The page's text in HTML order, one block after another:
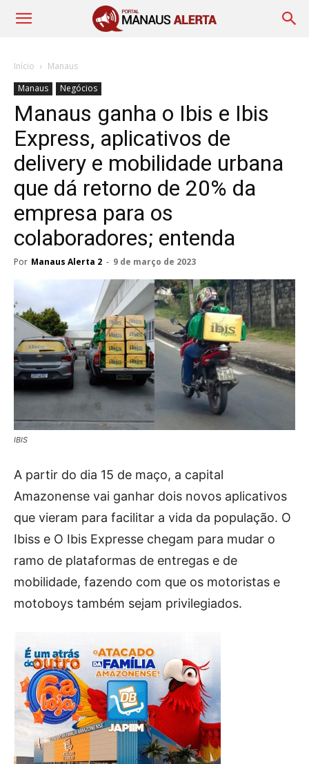
Início
Manaus
Manaus
Negócios
Manaus ganha o Ibis e Ibis
Express, aplicativos de
delivery e mobilidade urbana
que dá retorno de 20% da
empresa para os
colaboradores; entenda
Por Manaus Alerta 2 - 9 de março de 2023
IBIS
A partir do dia 15 de maço, a capital
Amazonense vai ganhar dois novos aplicativos
que vieram para facilitar a vida da população. O
Ibiss e O Ibis Expresse chegam para mudar o
ramo de plataformas de entregas e de
mobilidade, fazendo com que os motoristas e
motoboys também sejam privilegiados.